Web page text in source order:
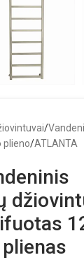
/
plieno/ATLANTA